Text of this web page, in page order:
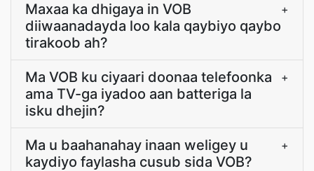
Maxaa ka dhigaya in VOB
diiwaanadayda loo kala qaybiyo qaybo
tirakoob ah?
+
Ma VOB ku ciyaari doonaa telefoonka
ama TV-ga iyadoo aan batteriga la
isku dhejin?
+
Ma u baahanahay inaan weligey u
kaydiyo faylasha cusub sida VOB?
+